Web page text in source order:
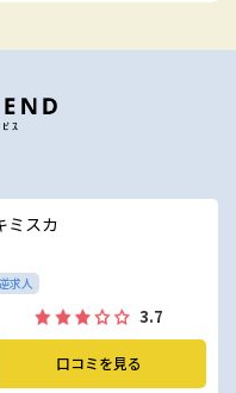
ミスカ
逆求人
3.7
口コミを見る